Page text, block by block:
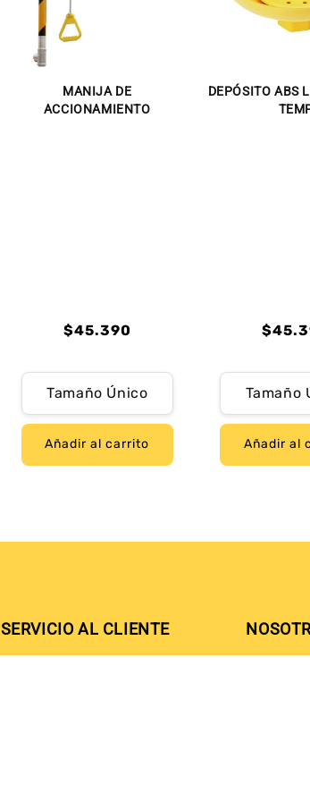
MANIJA DE
ACCIONAMIENTO
Precio
$45.390
habitual
oferta
Tamaño Único
Añadir al carrito
DEPÓSITO ABS
oferta
Tamaño
Añadir al
SERVICIO AL CLIENTE